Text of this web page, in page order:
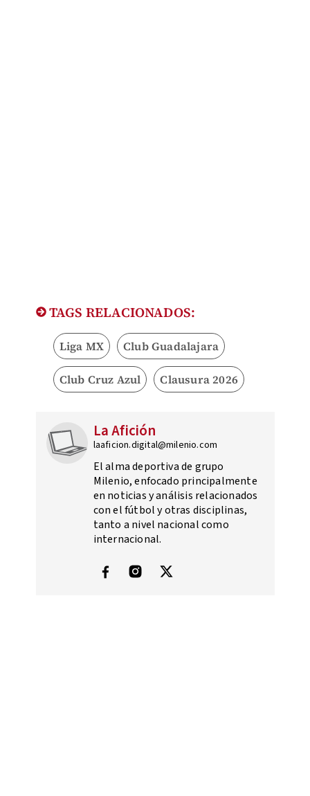
TAGS RELACIONADOS:
Liga MX Club Guadalajara
Club Cruz Azul Clausura 2026
La Afición
laaficion.digital@milenio.com
El alma deportiva de grupo
Milenio, enfocado principalmente
en noticias y análisis relacionados
con el fútbol y otras disciplinas,
tanto a nivel nacional como
internacional.